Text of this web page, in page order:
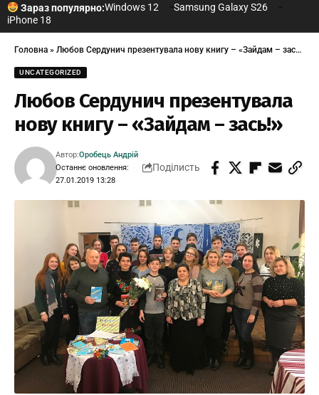
Зараз популярно:Windows 12
Samsung Galaxy S26
iPhone 18
Головна » Любов Сердунич презентувала нову книгу – «Зайдам – зась!»
UNCATEGORIZED
Любов Сердунич презентувала
нову книгу – «Зайдам – зась!»
Останнє оновлення:
27.01.2019 13:28
Автор:Оробець Андрій
Поділисть